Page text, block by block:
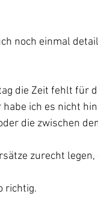
noch einmal
die Zeit fehlt für
ich es nicht
die zwischen
zurecht
richtig.